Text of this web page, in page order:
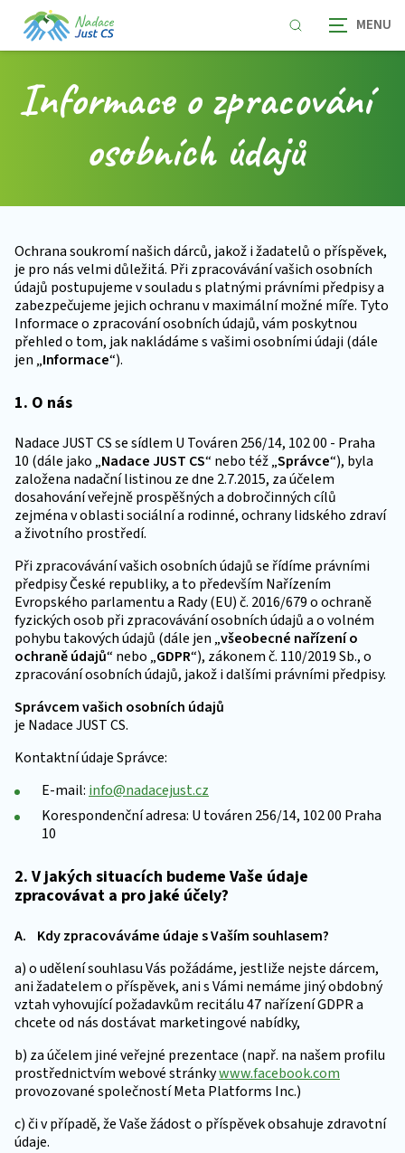
Informace o zpracování
osobních údajů
Ochrana soukromí našich dárců, jakož i žadatelů o příspěvek,
je pro nás velmi důležitá. Při zpracovávání vašich osobních
údajů postupujeme v souladu s platnými právními předpisy a
zabezpečujeme jejich ochranu v maximální možné míře. Tyto
Informace o zpracování osobních údajů, vám poskytnou
přehled o tom, jak nakládáme s vašimi osobními údaji (dále
jen „Informace“).
1. O nás
Nadace JUST CS se sídlem U Továren 256/14, 102 00 - Praha
10 (dále jako „Nadace JUST CS“ nebo též „Správce“), byla
založena nadační listinou ze dne 2.7.2015, za účelem
dosahování veřejně prospěšných a dobročinných cílů
zejména v oblasti sociální a rodinné, ochrany lidského zdraví
a životního prostředí.
Při zpracovávání vašich osobních údajů se řídíme právními
předpisy České republiky, a to především Nařízením
Evropského parlamentu a Rady (EU) č. 2016/679 o ochraně
fyzických osob při zpracovávání osobních údajů a o volném
pohybu takových údajů (dále jen „všeobecné nařízení o
ochraně údajů“ nebo „GDPR“), zákonem č. 110/2019 Sb., o
zpracování osobních údajů, jakož i dalšími právními předpisy.
Správcem vašich osobních údajů
je Nadace JUST CS.
Kontaktní údaje Správce:
E-mail: info@nadacejust.cz
Korespondenční adresa: U továren 256/14, 102 00 Praha
10
2. V jakých situacích budeme Vaše údaje
zpracovávat a pro jaké účely?
A. Kdy zpracováváme údaje s Vaším souhlasem?
a) o udělení souhlasu Vás požádáme, jestliže nejste dárcem,
ani žadatelem o příspěvek, ani s Vámi nemáme jiný obdobný
vztah vyhovující požadavkům recitálu 47 nařízení GDPR a
chcete od nás dostávat marketingové nabídky,
b) za účelem jiné veřejné prezentace (např. na našem profilu
prostřednictvím webové stránkywww.facebook.com
provozované společností Meta Platforms Inc.)
c) či v případě, že Vaše žádost o příspěvek obsahuje zdravotní
údaje.